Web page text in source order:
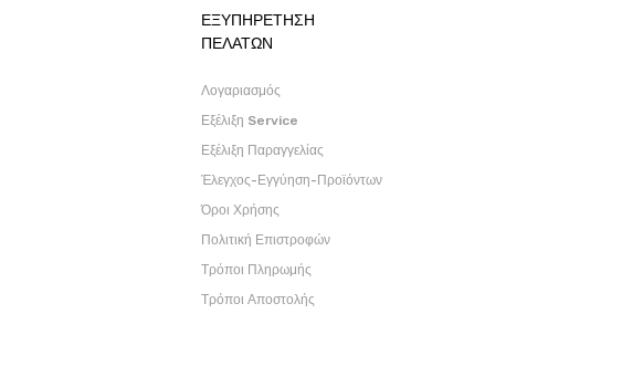
ΕΞΥΠΗΡΕΤΗΣΗ
ΠΕΛΑΤΩΝ
Λογαριασμός
Εξέλιξη Service
Εξέλιξη Παραγγελίας
Έλεγχος-Εγγύηση-Προϊόντων
Όροι Χρήσης
Πολιτική Επιστροφών
Τρόποι Πληρωμής
Τρόποι Αποστολής